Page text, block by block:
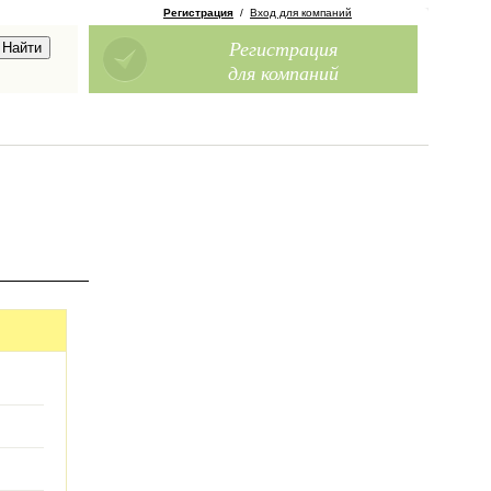
Регистрация / Вход для компаний
Регистрация
для компаний